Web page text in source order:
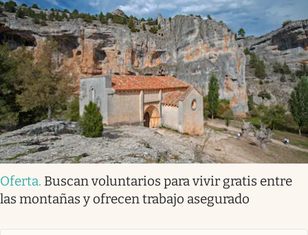
Oferta. Buscan voluntarios para vivir gratis entre
las montañas y ofrecen trabajo asegurado